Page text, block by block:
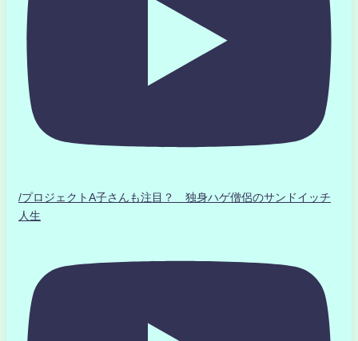
/プロジェクトA子さんも注目？ 独身ハゲ僧侶のサンドイッチ
人生